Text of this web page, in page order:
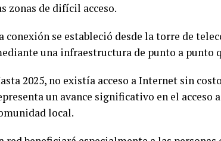
zonas de difícil acceso.
conexión se estableció desde la torre de
una infraestructura de punto a punto
2025, no existía acceso a Internet sin
un avance significativo en el
local.